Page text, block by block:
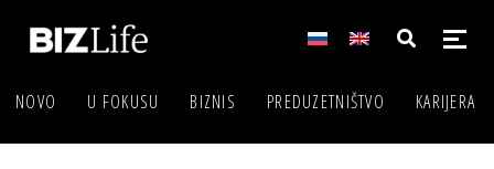
NOVO U FOKUSU BIZNIS PREDUZETNIŠTVO KARIJERA